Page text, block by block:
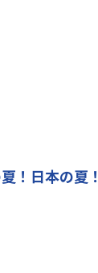
！日本の夏！